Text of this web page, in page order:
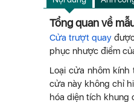
Tổng quan về
Cửa trượt quay
phục nhược điểm
Loại cửa nhôm
cửa này không chỉ
hóa diện tích khung